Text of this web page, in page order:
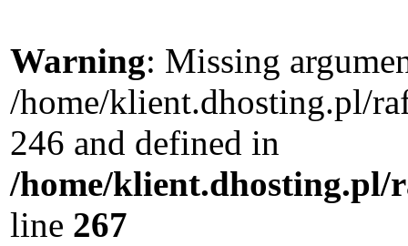
Warning: Missing
/home/klient.dhosting.pl/
246 and defined in
/home/klient.dhosting.pl/
line 267